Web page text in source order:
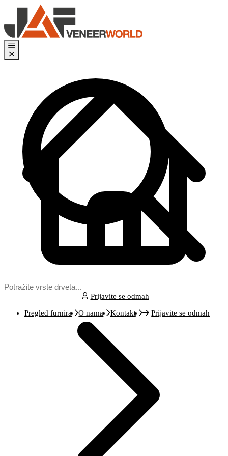
Prijavite se odmah
Pregled furnira O nama Kontakt Prijavite se odmah